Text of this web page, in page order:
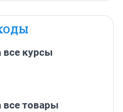
все курсы
все товары